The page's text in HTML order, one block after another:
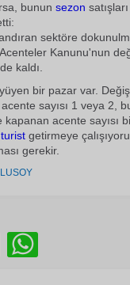
bunun sezon
sektöre
Kanunu'nun
kaldı.
bir pazar var.
sayısı 1 veya 2,
acente sayısı
turist getirmeye
gerekir.